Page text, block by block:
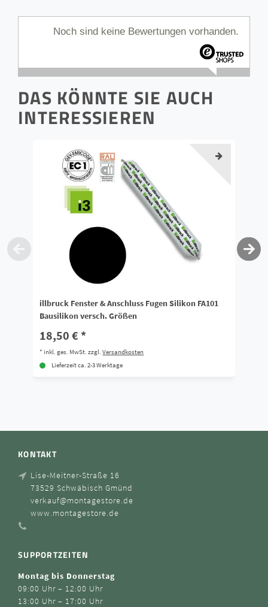
Noch sind keine Bewertungen vorhanden.
DAS KÖNNTE SIE AUCH
INTERESSIEREN
illbruck Fenster & Anschluss Fugen Silikon FA101
Bausilikon versch. Größen
18,50 € *
*inkl. ges. MwSt. zzgl.Versandkosten
Lieferzeit ca. 2-3 Werktage
KONTAKT
Lise-Meitner-Straße 16
73529 Schwäbisch Gmünd
verkauf@montagestore.de
www.montagestore.de
SUPPORTZEITEN
Montag bis Donnerstag
09:00 Uhr – 12:00 Uhr
13:00 Uhr – 17:00 Uhr